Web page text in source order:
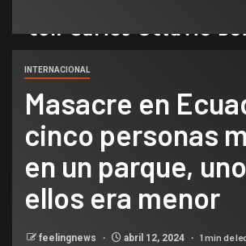
INTERNACIONAL
Masacre en
cinco personas
en un parque,
ellos era menor
feelingnews abril 12, 2024 1 min de